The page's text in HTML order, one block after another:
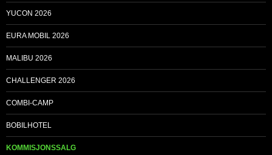
YUCON 2026
EURA MOBIL 2026
MALIBU 2026
CHALLENGER 2026
COMBI-CAMP
BOBILHOTEL
KOMMISJONSSALG